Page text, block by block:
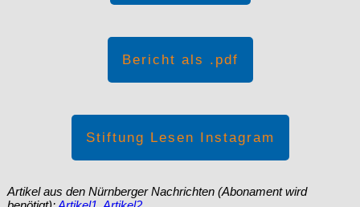
Bericht als .pdf
Stiftung Lesen Instagram
Artikel aus den Nürnberger Nachrichten (Abonament wird